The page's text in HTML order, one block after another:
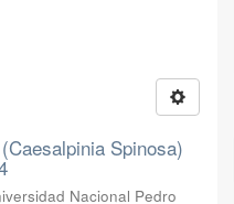
Spinosa)
Nacional Pedro